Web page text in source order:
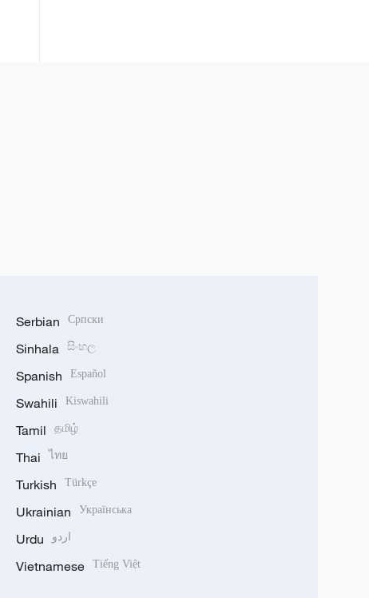
Serbian Српски
Sinhala සිංහල
Spanish Español
Swahili Kiswahili
Tamil தமிழ்
Thai ไทย
Turkish Türkçe
Ukrainian Українська
Urdu اردو
Vietnamese Tiếng Việt